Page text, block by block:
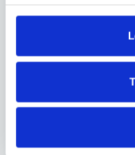
asklepiono
Teigiama, jog
Hipokratas
Antikos gydytojo,
taipogi galima
ordino, kurie
esančioje Rodo
saugojusią uostą